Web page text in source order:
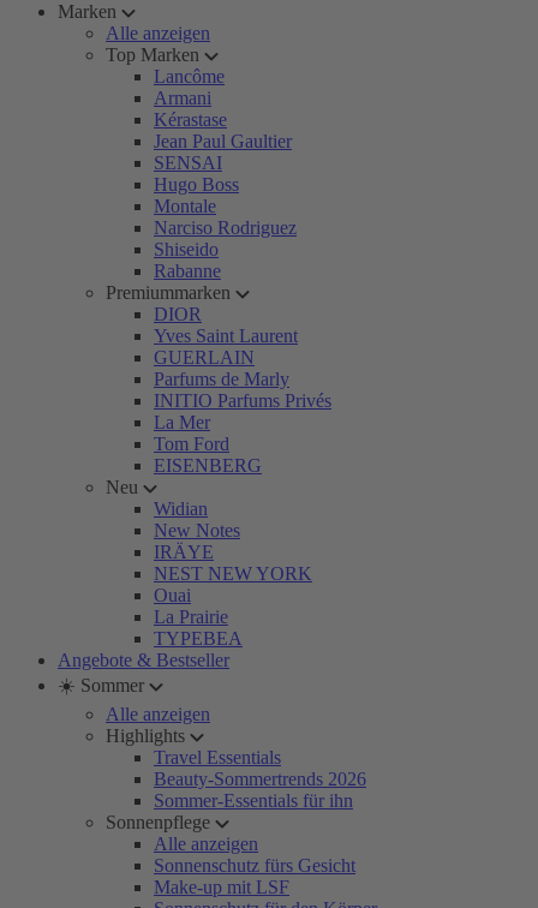
Marken
Alle anzeigen
Top Marken
Lancôme
Armani
Kérastase
Jean Paul Gaultier
SENSAI
Hugo Boss
Montale
Narciso Rodriguez
Shiseido
Rabanne
Premiummarken
DIOR
Yves Saint Laurent
GUERLAIN
Parfums de Marly
INITIO Parfums Privés
La Mer
Tom Ford
EISENBERG
Neu
Widian
New Notes
IRÄYE
NEST NEW YORK
Ouai
La Prairie
TYPEBEA
Angebote & Bestseller
☀️ Sommer
Alle anzeigen
Highlights
Travel Essentials
Beauty-Sommertrends 2026
Sommer-Essentials für ihn
Sonnenpflege
Alle anzeigen
Sonnenschutz fürs Gesicht
Make-up mit LSF